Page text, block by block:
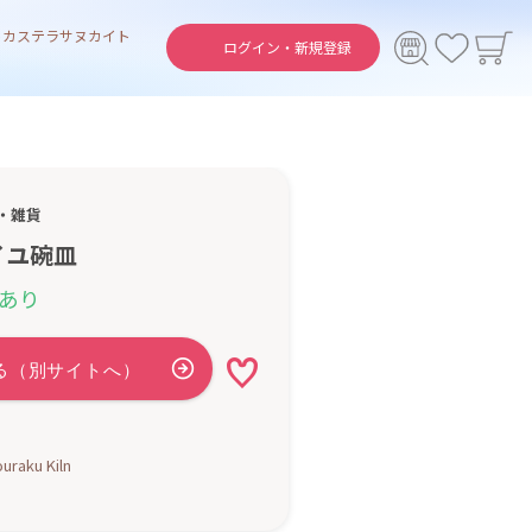
ログイン・ 新規登録
カステラサヌカイト
雑貨
碗皿
り
Kiln